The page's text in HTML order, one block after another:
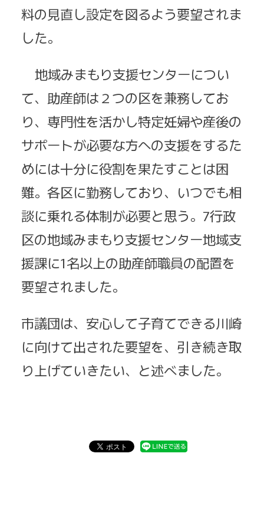
料の見直し設定を図るよう要望されま
した。
地域みまもり支援センターについ
て、助産師は２つの区を兼務してお
り、専門性を活かし特定妊婦や産後の
サポートが必要な方への支援をするた
めには十分に役割を果たすことは困
難。各区に勤務しており、いつでも相
談に乗れる体制が必要と思う。7行政
区の地域みまもり支援センター地域支
援課に1名以上の助産師職員の配置を
要望されました。
市議団は、安心して子育てできる川崎
に向けて出された要望を、引き続き取
り上げていきたい、と述べました。